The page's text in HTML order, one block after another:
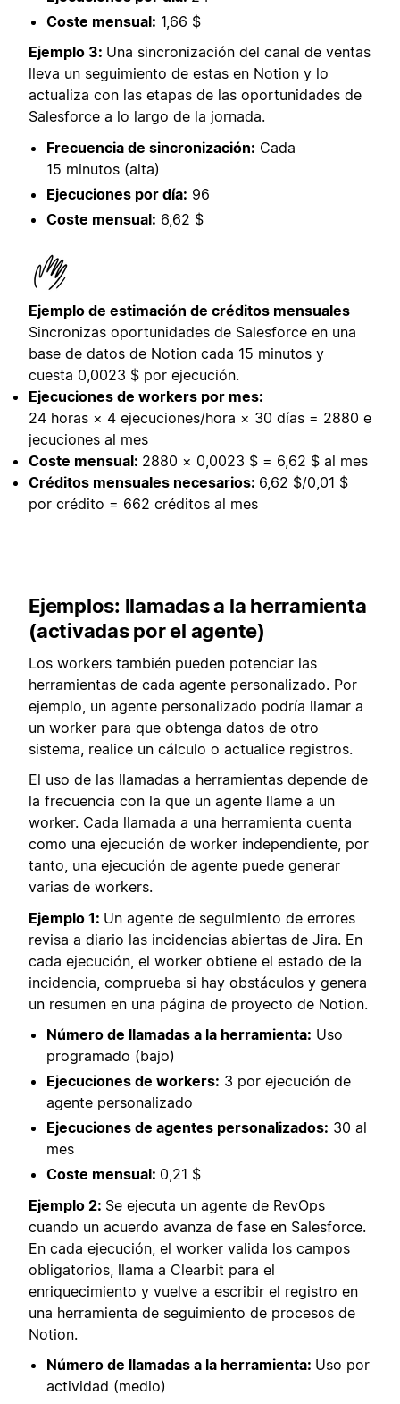
Coste mensual: 1,66 $
Ejemplo 3: Una sincronización del canal de ventas
lleva un seguimiento de estas en Notion y lo
actualiza con las etapas de las oportunidades de
Salesforce a lo largo de la jornada.
Frecuencia de sincronización: Cada
15 minutos (alta)
Ejecuciones por día: 96
Coste mensual: 6,62 $
Ejemplo de estimación de créditos mensuales
Sincronizas oportunidades de Salesforce en una
base de datos de Notion cada 15 minutos y
cuesta 0,0023 $ por ejecución.
Ejecuciones de workers por mes:
24 horas × 4 ejecuciones/hora × 30 días = 2880 e
jecuciones al mes
Coste mensual: 2880 × 0,0023 $ = 6,62 $ al mes
Créditos mensuales necesarios: 6,62 $/0,01 $
por crédito = 662 créditos al mes
Ejemplos: llamadas a la herramienta
(activadas por el agente)
Los workers también pueden potenciar las
herramientas de cada agente personalizado. Por
ejemplo, un agente personalizado podría llamar a
un worker para que obtenga datos de otro
sistema, realice un cálculo o actualice registros.
El uso de las llamadas a herramientas depende de
la frecuencia con la que un agente llame a un
worker. Cada llamada a una herramienta cuenta
como una ejecución de worker independiente, por
tanto, una ejecución de agente puede generar
varias de workers.
Ejemplo 1: Un agente de seguimiento de errores
revisa a diario las incidencias abiertas de Jira. En
cada ejecución, el worker obtiene el estado de la
incidencia, comprueba si hay obstáculos y genera
un resumen en una página de proyecto de Notion.
Número de llamadas a la herramienta: Uso
programado (bajo)
Ejecuciones de workers: 3 por ejecución de
agente personalizado
Ejecuciones de agentes personalizados: 30 al
mes
Coste mensual: 0,21 $
Ejemplo 2: Se ejecuta un agente de RevOps
cuando un acuerdo avanza de fase en Salesforce.
En cada ejecución, el worker valida los campos
obligatorios, llama a Clearbit para el
enriquecimiento y vuelve a escribir el registro en
una herramienta de seguimiento de procesos de
Notion.
Número de llamadas a la herramienta: Uso por
actividad (medio)